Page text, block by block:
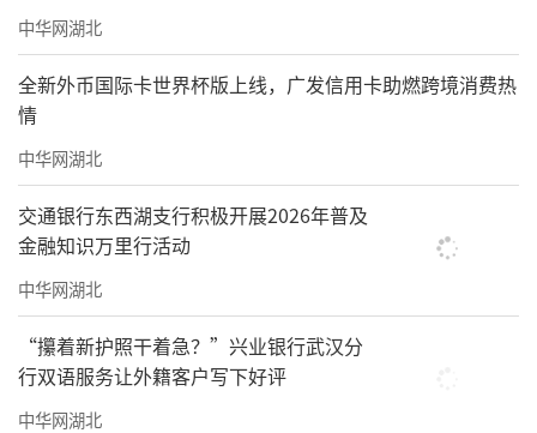
中华网湖北
全新外币国际卡世界杯版上线，广发信用卡助燃跨境消费热
情
中华网湖北
交通银行东西湖支行积极开展2026年普及
金融知识万里行活动
中华网湖北
“攥着新护照干着急？”兴业银行武汉分
行双语服务让外籍客户写下好评
中华网湖北